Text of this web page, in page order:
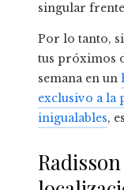
singular
Por lo tanto, si
tus próximos
semana en un
exclusivo a la
inigualables,